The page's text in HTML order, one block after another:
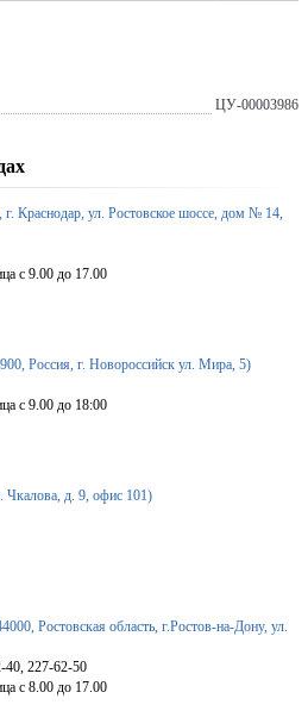
ЦУ-00003986
Краснодар, ул. Ростовское шоссе, дом № 14,
с 9.00 до 17.00
Россия, г. Новороссийск ул. Мира, 5)
с 9.00 до 18:00
Чкалова, д. 9, офис 101)
Ростовская область, г.Ростов-на-Дону, ул.
40, 227-62-50
с 8.00 до 17.00